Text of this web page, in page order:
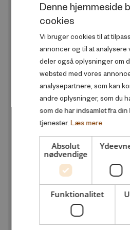
Familie og sociale forhold
Produktivitet og velstand
Skole og uddannelse
Sundhed og trivsel
UDGIVELSESÅR
Alle
2026
2024
Denne hjemmeside
cookies
Vi bruger cookies til at
annoncer og til at analysere
deler også oplysninger om
websted med vores
analysepartnere, som kan
andre oplysninger, som du
som de har indsamlet fra
tjenester. Læs mere
Absolut
nødvendige
Funktionalitet